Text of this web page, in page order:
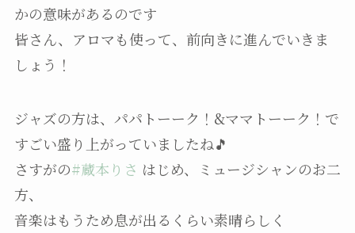
かの意味があるのです
皆さん、アロマも使って、前向きに進んでいきま
しょう！
ジャズの方は、パパトーーク！&ママトーーク！で
すごい盛り上がっていましたね🎵
さすがの#蔵本りさ はじめ、ミュージシャンのお二
方、
音楽はもうため息が出るくらい素晴らしく